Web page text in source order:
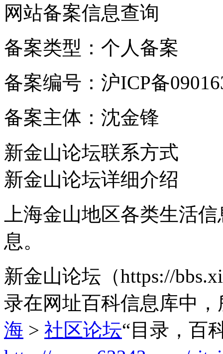
网站备案信息查询
备案类型：个人备案
备案编号：沪ICP备
备案主体：沈金锋
新金山论坛联系方式
新金山论坛详细介绍
上海金山地区各类生活
息。
新金山论坛（https://
录在网址百科信息库中
海 > 社区论坛“目录，百